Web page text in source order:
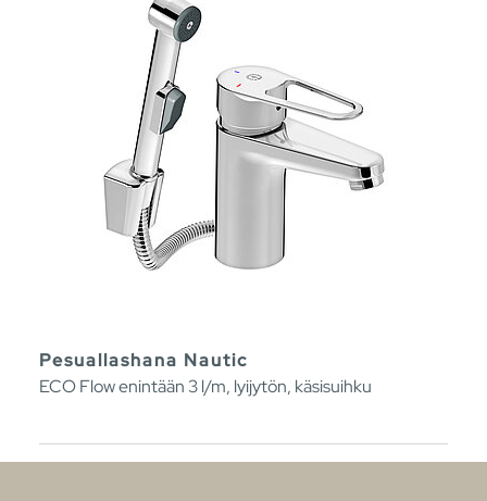
Pesuallashana Nautic
ECO Flow enintään 3 l/m, lyijytön, käsisuihku